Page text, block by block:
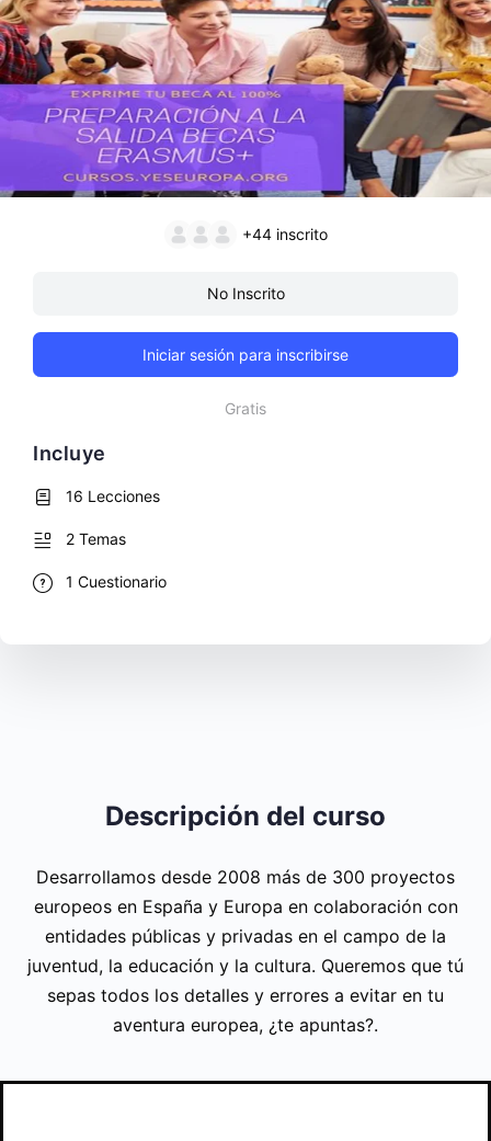
Descripción del curso
Desarrollamos desde 2008 más de 300 proyectos
europeos en España y Europa en colaboración con
entidades públicas y privadas en el campo de la
juventud, la educación y la cultura. Queremos que tú
sepas todos los detalles y errores a evitar en tu
aventura europea, ¿te apuntas?.
+44 inscrito
No Inscrito
Iniciar sesión para inscribirse
Gratis
Incluye
16 Lecciones
2 Temas
1 Cuestionario